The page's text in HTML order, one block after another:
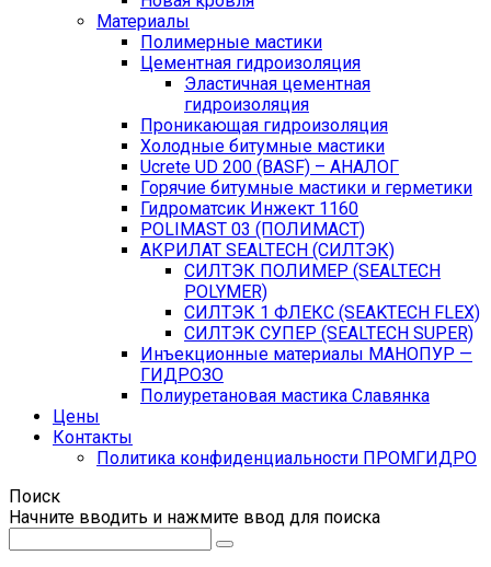
Материалы
Полимерные мастики
Цементная гидроизоляция
Эластичная цементная
гидроизоляция
Проникающая гидроизоляция
Холодные битумные мастики
Ucrete UD 200 (BASF) – АНАЛОГ
Горячие битумные мастики и герметики
Гидроматсик Инжект 1160
POLIMAST 03 (ПОЛИМАСТ)
АКРИЛАТ SEALTECH (СИЛТЭК)
СИЛТЭК ПОЛИМЕР (SEALTECH
POLYMER)
СИЛТЭК 1 ФЛЕКС (SEAKTECH FLEX)
СИЛТЭК СУПЕР (SEALTECH SUPER)
Инъекционные материалы МАНОПУР —
ГИДРОЗО
Полиуретановая мастика Славянка
Цены
Контакты
Политика конфиденциальности ПРОМГИДРО
Поиск
Начните вводить и нажмите ввод для поиска